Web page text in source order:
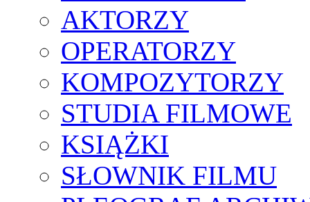
AKTORZY
OPERATORZY
KOMPOZYTORZY
STUDIA FILMOWE
KSIĄŻKI
SŁOWNIK FILMU